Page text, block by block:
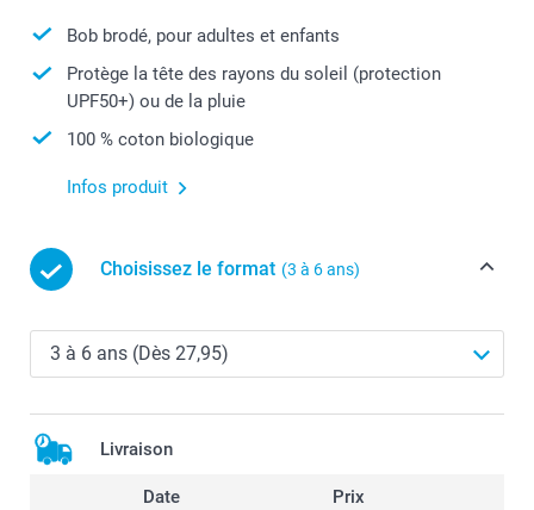
Bob brodé, pour adultes et enfants
Protège la tête des rayons du soleil (protection
UPF50+) ou de la pluie
100 % coton biologique
Infos produit
Choisissez le format (3 à 6 ans)
Livraison
Date Prix